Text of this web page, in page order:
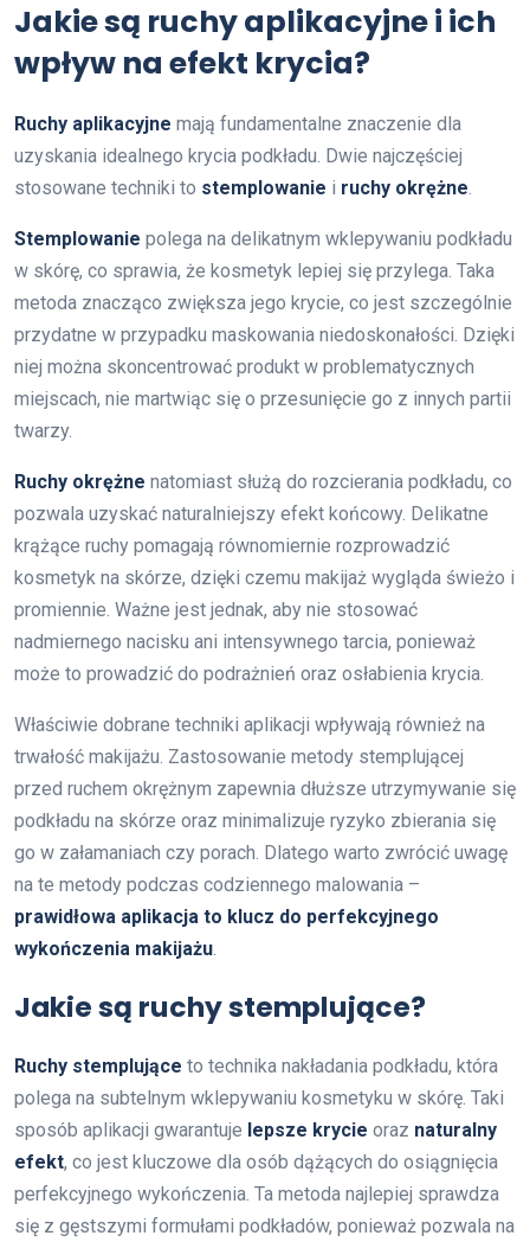
Jakie są ruchy aplikacyjne i ich
wpływ na efekt krycia?
Ruchy aplikacyjne mają fundamentalne znaczenie dla
uzyskania idealnego krycia podkładu. Dwie najczęściej
stosowane techniki to stemplowanie i ruchy okrężne.
Stemplowanie polega na delikatnym wklepywaniu podkładu
w skórę, co sprawia, że kosmetyk lepiej się przylega. Taka
metoda znacząco zwiększa jego krycie, co jest szczególnie
przydatne w przypadku maskowania niedoskonałości. Dzięki
niej można skoncentrować produkt w problematycznych
miejscach, nie martwiąc się o przesunięcie go z innych partii
twarzy.
Ruchy okrężne natomiast służą do rozcierania podkładu, co
pozwala uzyskać naturalniejszy efekt końcowy. Delikatne
krążące ruchy pomagają równomiernie rozprowadzić
kosmetyk na skórze, dzięki czemu makijaż wygląda świeżo i
promiennie. Ważne jest jednak, aby nie stosować
nadmiernego nacisku ani intensywnego tarcia, ponieważ
może to prowadzić do podrażnień oraz osłabienia krycia.
Właściwie dobrane techniki aplikacji wpływają również na
trwałość makijażu. Zastosowanie metody stemplującej
przed ruchem okrężnym zapewnia dłuższe utrzymywanie się
podkładu na skórze oraz minimalizuje ryzyko zbierania się
go w załamaniach czy porach. Dlatego warto zwrócić uwagę
na te metody podczas codziennego malowania –
prawidłowa aplikacja to klucz do perfekcyjnego
wykończenia makijażu.
Jakie są ruchy stemplujące?
Ruchy stemplujące to technika nakładania podkładu, która
polega na subtelnym wklepywaniu kosmetyku w skórę. Taki
sposób aplikacji gwarantuje lepsze krycie oraz naturalny
efekt, co jest kluczowe dla osób dążących do osiągnięcia
perfekcyjnego wykończenia. Ta metoda najlepiej sprawdza
się z gęstszymi formułami podkładów, ponieważ pozwala na